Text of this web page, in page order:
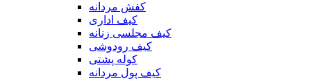
کفش مردانه
کیف اداری
کیف مجلسی زنانه
کیف رودوشی
کوله پشتی
کیف پول مردانه